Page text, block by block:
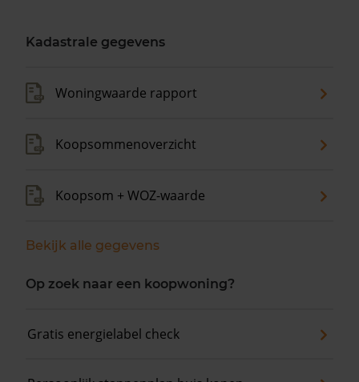
Kadastrale gegevens
Woningwaarde rapport
Koopsommenoverzicht
Koopsom + WOZ-waarde
Bekijk alle gegevens
Op zoek naar een koopwoning?
Gratis energielabel check